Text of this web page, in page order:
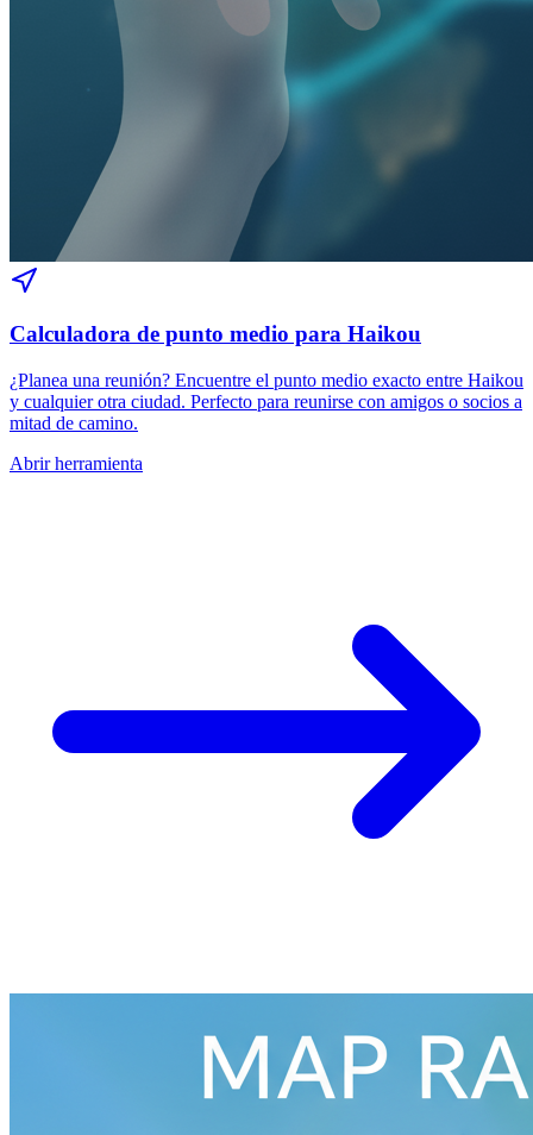
Calculadora de punto medio para Haikou
¿Planea una reunión? Encuentre el punto medio exacto entre Haikou
y cualquier otra ciudad. Perfecto para reunirse con amigos o socios a
mitad de camino.
Abrir herramienta